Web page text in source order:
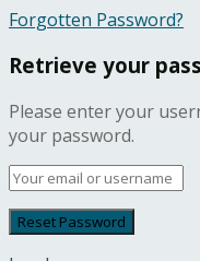
Forgotten Password?
Retrieve your
Please enter your
your password.